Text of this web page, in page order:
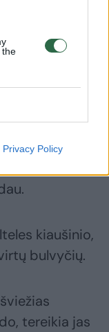
the
Privacy Policy
kapotus
po
per pusę.
kiaušinio,
bulvyčių.
tereikia jas